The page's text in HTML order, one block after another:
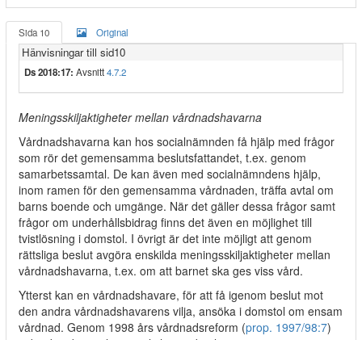
Sida 10 Original
Hänvisningar till sid10
Ds 2018:17: Avsnitt4.7.2
Meningsskiljaktigheter mellan vårdnadshavarna
Vårdnadshavarna kan hos socialnämnden få hjälp med frågor
som rör det gemensamma beslutsfattandet, t.ex. genom
samarbetssamtal. De kan även med socialnämndens hjälp,
inom ramen för den gemensamma vårdnaden, träffa avtal om
barns boende och umgänge. När det gäller dessa frågor samt
frågor om underhållsbidrag finns det även en möjlighet till
tvistlösning i domstol. I övrigt är det inte möjligt att genom
rättsliga beslut avgöra enskilda meningsskiljaktigheter mellan
vårdnadshavarna, t.ex. om att barnet ska ges viss vård.
Ytterst kan en vårdnadshavare, för att få igenom beslut mot
den andra vårdnadshavarens vilja, ansöka i domstol om ensam
vårdnad. Genom 1998 års vårdnadsreform (prop. 1997/98:7)